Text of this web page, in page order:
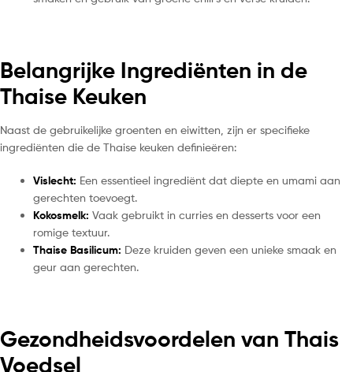
Belangrijke Ingrediënten in de
Thaise Keuken
Naast de gebruikelijke groenten en eiwitten, zijn er specifieke
ingrediënten die de Thaise keuken definieëren:
Vislecht: Een essentieel ingrediënt dat diepte en umami aan
gerechten toevoegt.
Kokosmelk: Vaak gebruikt in curries en desserts voor een
romige textuur.
Thaise Basilicum: Deze kruiden geven een unieke smaak en
geur aan gerechten.
Gezondheidsvoordelen van Thais
Voedsel